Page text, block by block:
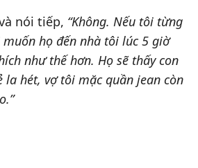
nói tiếp, “Không. Nếu tôi từng
họ đến nhà tôi lúc 5 giờ
như thế hơn. Họ sẽ thấy con
la hét, vợ tôi mặc quần jean còn